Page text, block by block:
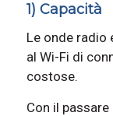
1) Capacità
Le onde radio
al Wi-Fi di
costose.
Con il